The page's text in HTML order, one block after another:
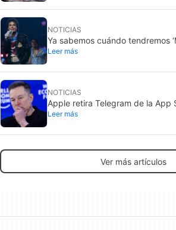
NOTICIAS
Ya sabemos cuándo tendremos
de lo que imaginas
Leer más
NOTICIAS
Apple retira Telegram de la App
pero no toca X
Leer más
Ver más artículos